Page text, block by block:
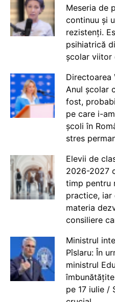
Meseria de
continuu și
rezistenți.
psihiatrică
școlar viitor
Directoarea
Anul școlar
fost,
pe care i-
școli în
stres
Elevii de
2026-2027
timp pentru
practice, iar
materia
consiliere
Ministrul
Pîslaru: În
ministrul
pe 17 iulie /